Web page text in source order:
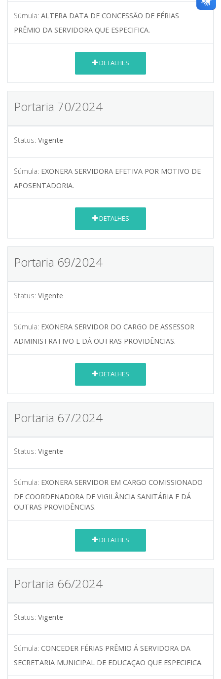
Súmula: ALTERA DATA DE CONCESSÃO DE FÉRIAS
PRÊMIO DA SERVIDORA QUE ESPECIFICA.
DETALHES
Portaria 70/2024
Status: Vigente
Súmula: EXONERA SERVIDORA EFETIVA POR MOTIVO DE
APOSENTADORIA.
DETALHES
Portaria 69/2024
Status: Vigente
Súmula: EXONERA SERVIDOR DO CARGO DE ASSESSOR
ADMINISTRATIVO E DÁ OUTRAS PROVIDÊNCIAS.
DETALHES
Portaria 67/2024
Status: Vigente
Súmula: EXONERA SERVIDOR EM CARGO COMISSIONADO
DE COORDENADORA DE VIGILÂNCIA SANITÁRIA E DÁ
OUTRAS PROVIDÊNCIAS.
DETALHES
Portaria 66/2024
Status: Vigente
Súmula: CONCEDER FÉRIAS PRÊMIO Á SERVIDORA DA
SECRETARIA MUNICIPAL DE EDUCAÇÃO QUE ESPECIFICA.